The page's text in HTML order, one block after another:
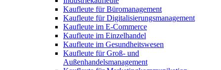
Kaufleute für Büromanagement
Kaufleute für Digitalisierungsmanagement
Kaufleute im E-Commerce
Kaufleute im Einzelhandel
Kaufleute im Gesundheitswesen
Kaufleute für Groß- und
Außenhandelsmanagement